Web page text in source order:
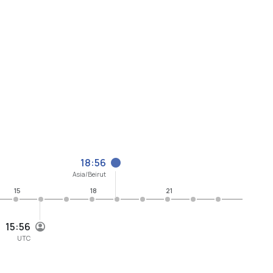
15:56
UTC
18:56
Asia/Beirut
15 18 21